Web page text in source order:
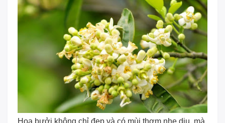
Hoa bưởi không chỉ đẹp và có mùi thơm nhẹ dịu, mà